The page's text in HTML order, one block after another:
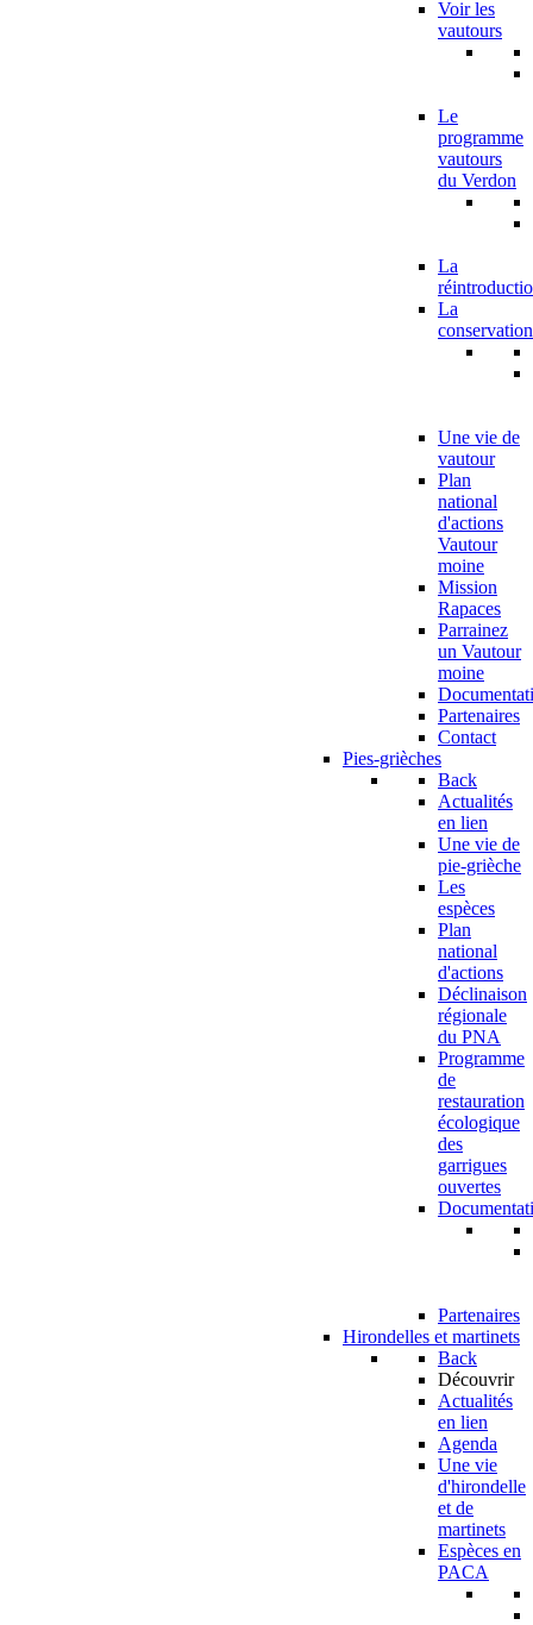
Voir les
vautours
Le
programme
vautours
du Verdon
La
La
conservation
Une vie de
vautour
Plan
national
d'actions
Vautour
moine
Mission
Rapaces
Parrainez
un Vautour
moine
Partenaires
Contact
Pies-grièches
Back
Actualités
en lien
Une vie de
pie-grièche
Les
espèces
Plan
national
d'actions
Déclinaison
régionale
du PNA
Programme
de
restauration
écologique
des
garrigues
ouvertes
Partenaires
Hirondelles et martinets
Back
Découvrir
Actualités
en lien
Agenda
Une vie
d'hirondelle
et de
martinets
Espèces en
PACA